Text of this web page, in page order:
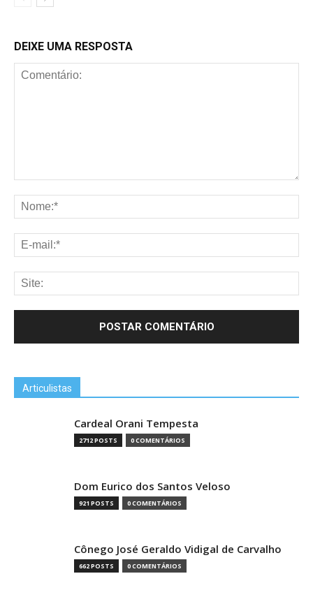
DEIXE UMA RESPOSTA
Articulistas
Cardeal Orani Tempesta
2712 POSTS 0 COMENTÁRIOS
Dom Eurico dos Santos Veloso
921 POSTS 0 COMENTÁRIOS
Cônego José Geraldo Vidigal de Carvalho
662 POSTS 0 COMENTÁRIOS